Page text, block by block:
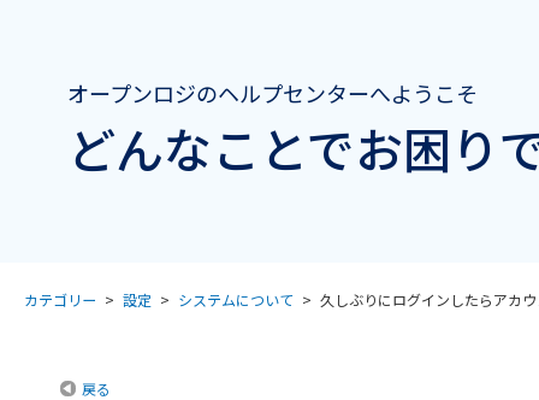
オープンロジのヘルプセンターへようこそ
どんなことでお困り
カテゴリー > 設定 > システムについて > 久しぶりにログインしたらアカ
戻る